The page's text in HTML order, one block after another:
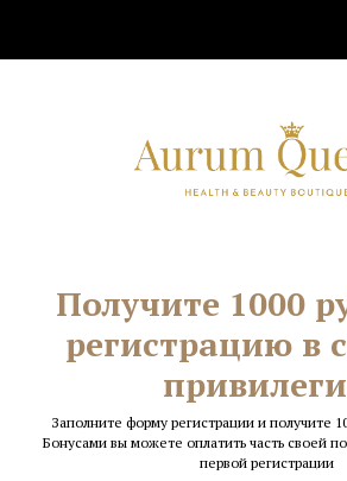
Получите 1000
регистрацию в
Заполните форму регистрации и получите
Бонусами вы можете оплатить часть своей
первой регистрации
Статьи и
Производство Нас